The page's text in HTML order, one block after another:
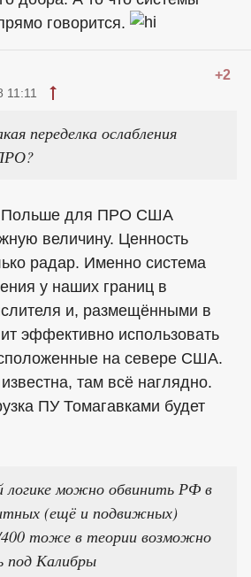
говорится.
+2
11:11
переделка ослабления
Польше для ПРО США
величину. Ценность
радар. Именно система
у наших границ в
и, размещёнными в
эффективно использовать
на севере США.
там всё наглядно.
ПУ Томагавками будет
логике можно обвинить РФ в
(ещё и подвижных)
400 тоже в теории возможно
под Калибры